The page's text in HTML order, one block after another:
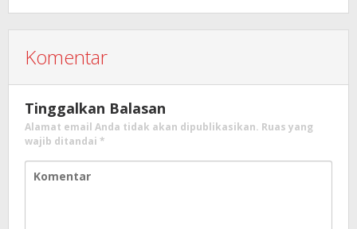
Komentar
Tinggalkan Balasan
Alamat email Anda tidak akan dipublikasikan. Ruas yang
wajib ditandai *